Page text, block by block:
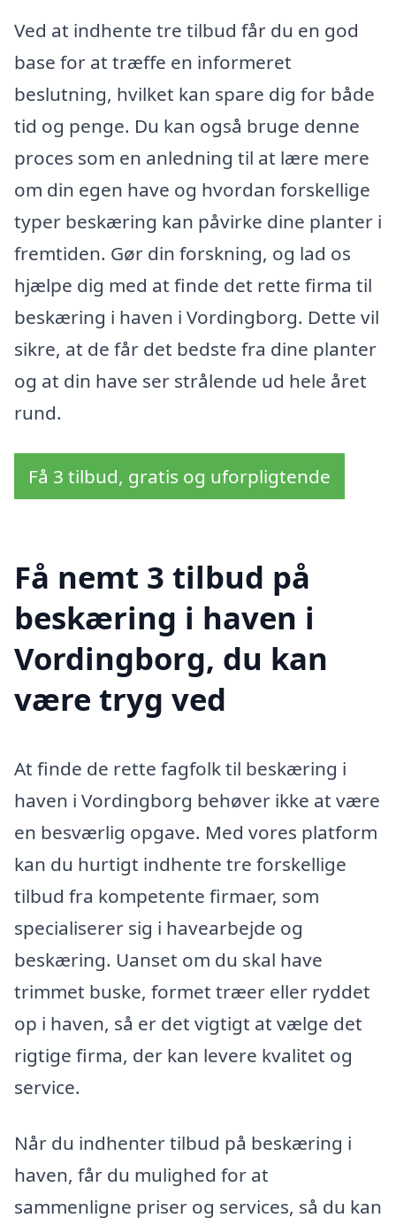
Ved at indhente tre tilbud får du en god
base for at træffe en informeret
beslutning, hvilket kan spare dig for både
tid og penge. Du kan også bruge denne
proces som en anledning til at lære mere
om din egen have og hvordan forskellige
typer beskæring kan påvirke dine planter i
fremtiden. Gør din forskning, og lad os
hjælpe dig med at finde det rette firma til
beskæring i haven i Vordingborg. Dette vil
sikre, at de får det bedste fra dine planter
og at din have ser strålende ud hele året
rund.
Få 3 tilbud, gratis og uforpligtende
Få nemt 3 tilbud på
beskæring i haven i
Vordingborg, du kan
være tryg ved
At finde de rette fagfolk til beskæring i
haven i Vordingborg behøver ikke at være
en besværlig opgave. Med vores platform
kan du hurtigt indhente tre forskellige
tilbud fra kompetente firmaer, som
specialiserer sig i havearbejde og
beskæring. Uanset om du skal have
trimmet buske, formet træer eller ryddet
op i haven, så er det vigtigt at vælge det
rigtige firma, der kan levere kvalitet og
service.
Når du indhenter tilbud på beskæring i
haven, får du mulighed for at
sammenligne priser og services, så du kan